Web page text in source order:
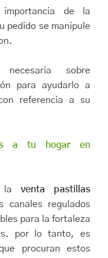
de la
pedido se manipule
necesaria sobre
para ayudarlo a
referencia a su
a tu hogar en
la venta pastillas
regulados
para la fortaleza
por lo tanto, es
procuran estos